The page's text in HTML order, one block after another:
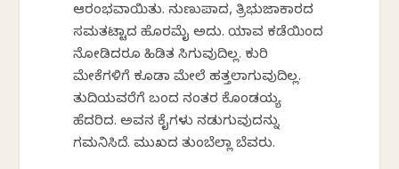
ಆರಂಭವಾಯಿತು. ನುಣುಪಾದ, ತ್ರಿಭುಜಾಕಾರದ
ಸಮತಟ್ಟಾದ ಹೊರಮೈ ಅದು. ಯಾವ ಕಡೆಯಿಂದ
ನೋಡಿದರೂ ಹಿಡಿತ ಸಿಗುವುದಿಲ್ಲ. ಕುರಿ
ಮೇಕೆಗಳಿಗೆ ಕೂಡಾ ಮೇಲೆ ಹತ್ತಲಾಗುವುದಿಲ್ಲ.
ತುದಿಯವರೆಗೆ ಬಂದ ನಂತರ ಕೊಂಡಯ್ಯ
ಹೆದರಿದ. ಅವನ ಕೈಗಳು ನಡುಗುವುದನ್ನು
ಗಮನಿಸಿದೆ. ಮುಖದ ತುಂಬೆಲ್ಲಾ ಬೆವರು.